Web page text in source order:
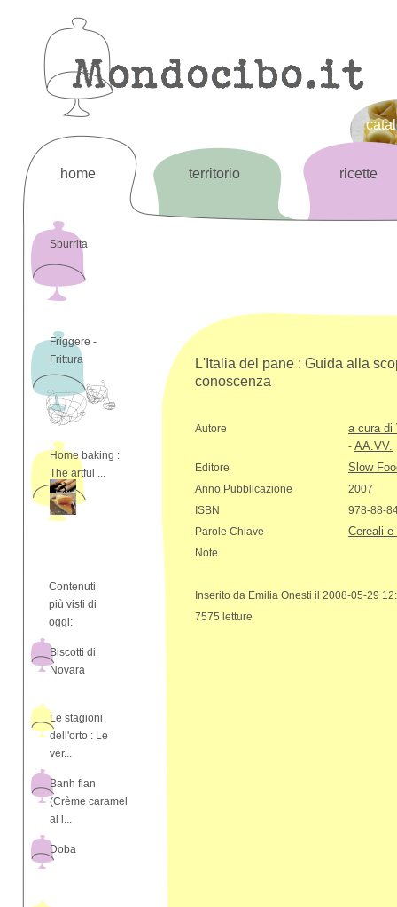
home territorio ricette
Sburrita
Friggere -
Frittura
Home baking :
The artful ...
Contenuti
più visti di
oggi:
Biscotti di
Novara
Le stagioni
dell'orto : Le
ver...
Banh flan
(Crème caramel
al l...
Doba
L'Italia del pane : Guida alla
conoscenza
Autore a cura di
- AA.VV.
Editore Slow
Anno Pubblicazione
2007
ISBN
978-88-
Parole Chiave
Cereali e
Note
Inserito da Emilia Onesti il 2008-05-29
7575 letture